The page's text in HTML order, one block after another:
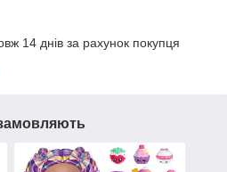
14 днів за рахунок покупця